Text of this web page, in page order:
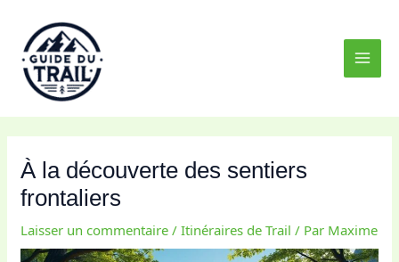
contenu
À la découverte des sentiers
frontaliers
Laisser un commentaire /Itinéraires de Trail / Par Maxime